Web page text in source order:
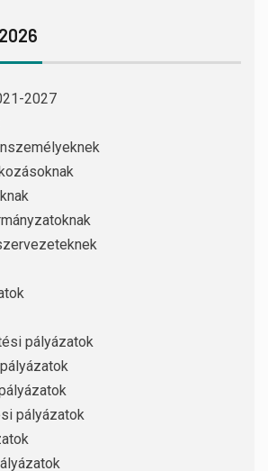
2027
pályázatok
pályázatok